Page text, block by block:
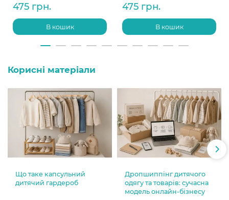
475 грн.
В кошик
475 грн.
В кошик
Корисні матеріали
Що таке капсульний
дитячий гардероб
Дропшиппінг дитячого
одягу та товарів: сучасна
модель онлайн-бізнесу